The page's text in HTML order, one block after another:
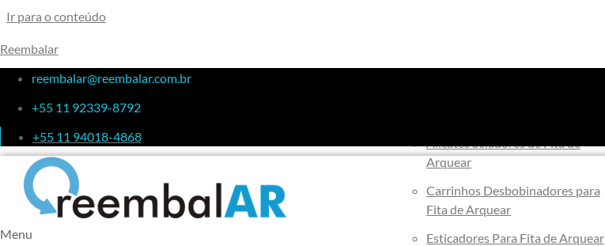
Ir para o conteúdo
Reembalar
reembalar@reembalar.com.br
+55 11 92339-8792
+55 11 94018-4868
Menu
Alicates Seladores de Fita de
Arquear
Carrinhos Desbobinadores para
Fita de Arquear
Esticadores Para Fita de Arquear